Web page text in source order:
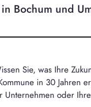
Bochum und
Sie, was Ihre
in 30 Jahren
oder